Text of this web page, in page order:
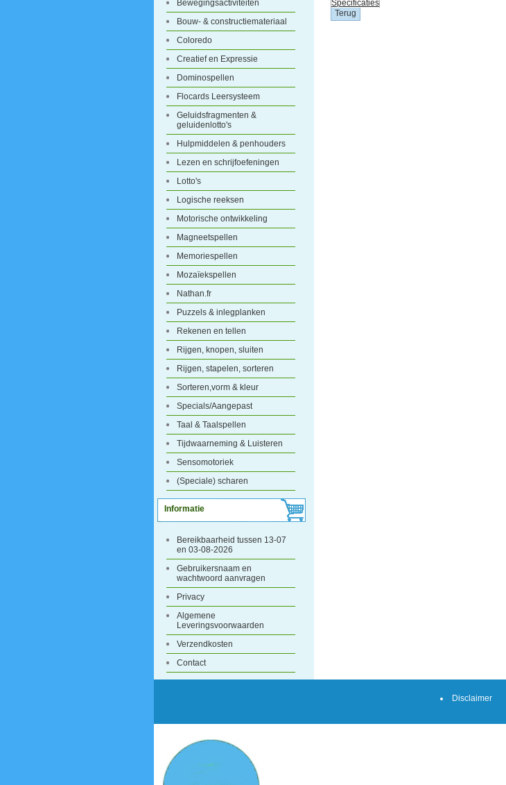
Bewegingsactiviteiten
Bouw- & constructiemateriaal
Coloredo
Creatief en Expressie
Dominospellen
Flocards Leersysteem
Geluidsfragmenten &
geluidenlotto's
Hulpmiddelen & penhouders
Lezen en schrijfoefeningen
Lotto's
Logische reeksen
Motorische ontwikkeling
Magneetspellen
Memoriespellen
Mozaïekspellen
Nathan.fr
Puzzels & inlegplanken
Rekenen en tellen
Rijgen, knopen, sluiten
Rijgen, stapelen, sorteren
Sorteren,vorm & kleur
Specials/Aangepast
Taal & Taalspellen
Tijdwaarneming & Luisteren
Sensomotoriek
(Speciale) scharen
Informatie
Bereikbaarheid tussen 13-07
en 03-08-2026
Gebruikersnaam en
wachtwoord aanvragen
Privacy
Algemene
Leveringsvoorwaarden
Verzendkosten
Contact
Specificaties
Disclaimer